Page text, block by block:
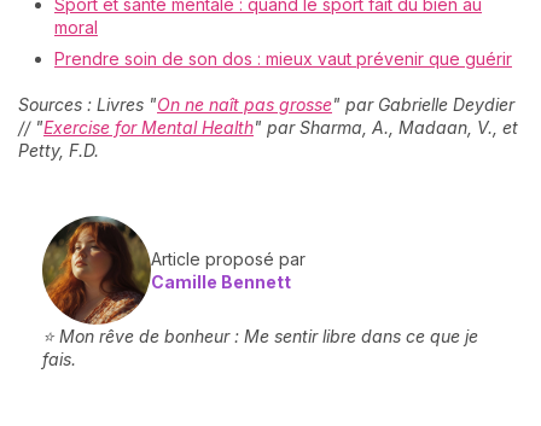
Sport et santé mentale : quand le sport fait du bien au
moral
Prendre soin de son dos : mieux vaut prévenir que guérir
Sources : Livres "On ne naît pas grosse" par Gabrielle Deydier
// "Exercise for Mental Health" par Sharma, A., Madaan, V., et
Petty, F.D.
Article proposé par
Camille Bennett
⭐ Mon rêve de bonheur : Me sentir libre dans ce que je
fais.